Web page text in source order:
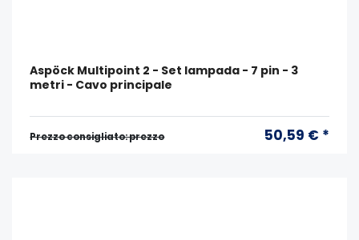
Aspöck Multipoint 2 - Set lampada - 7 pin - 3
metri - Cavo principale
Prezzo consigliato: prezzo 50,59 € *